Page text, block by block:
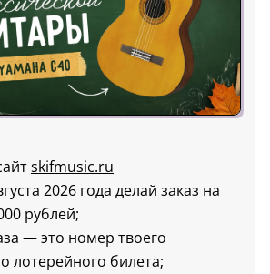
skifmusic.ru
2026 года делай заказ на
рублей;
— это номер твоего
лотерейного билета;